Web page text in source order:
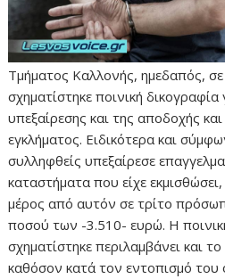
Τμήματος Καλλονής, ημεδαπός,
σχηματίστηκε ποινική
υπεξαίρεσης και της αποδοχής
εγκλήματος. Ειδικότερα και
συλληφθείς υπεξαίρεσε
καταστήματα που είχε
μέρος από αυτόν σε τρίτο
ποσού των -3.510- ευρώ. Η
σχηματίστηκε περιλαμβάνει και
καθόσον κατά τον εντοπισμό